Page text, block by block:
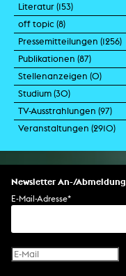
Literatur (153)
off topic (8)
Pressemitteilungen (1256)
Publikationen (87)
Stellenanzeigen (0)
Studium (30)
TV-Ausstrahlungen (97)
Veranstaltungen (2910)
Newsletter An-/Abmeldung
E-Mail-Adresse*